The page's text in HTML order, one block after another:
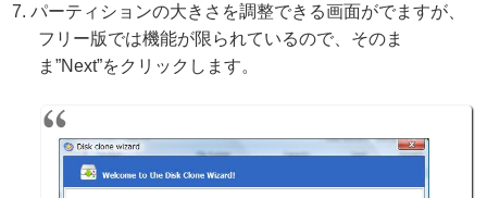
パーティションの大きさを調整できる画面がでますが、
フリー版では機能が限られているので、そのま
ま”Next”をクリックします。